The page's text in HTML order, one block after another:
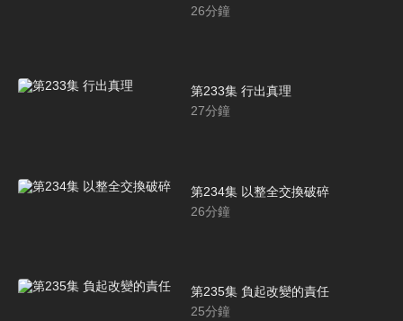
26分鐘
第233集 行出真理
27分鐘
第234集 以整全交換破碎
26分鐘
第235集 負起改變的責任
25分鐘